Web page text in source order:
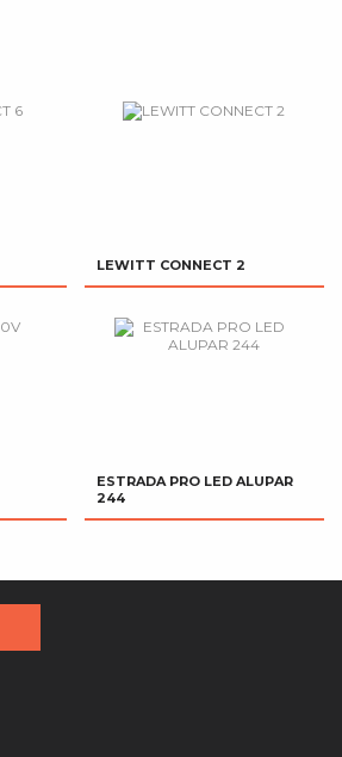
LEWITT CONNECT 2
ESTRADA PRO LED ALUPAR
244